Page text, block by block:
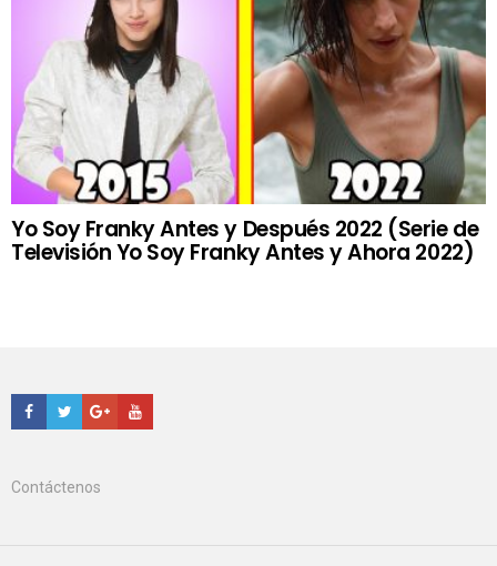
Yo Soy Franky Antes y Después 2022 (Serie de
Televisión Yo Soy Franky Antes y Ahora 2022)
Facebook
TwitterGoogle+Youtube
Contáctenos